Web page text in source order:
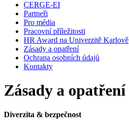
CERGE-EI
Partneři
Pro média
Pracovní příležitosti
HR Award na Univerzitě Karlově
Zásady a opatření
Ochrana osobních údajů
Kontakty
Zásady a opatření
Diverzita & bezpečnost